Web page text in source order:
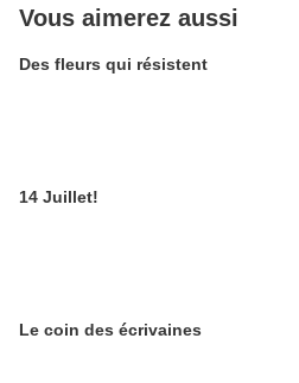
Vous aimerez aussi
Des fleurs qui résistent
14 Juillet!
Le coin des écrivaines